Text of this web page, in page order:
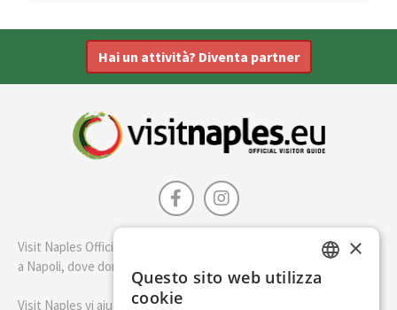
Hai un attività? Diventa partner
Visit Naples Official è la guida della città di Napoli. Scopri cosa fare
a Napoli, dove dormire e i migliori posti dove mangiare.
Visit Naples vi aiuterà a pianificare il vostro viaggio a Napoli
×
Questo sito web utilizza
cookie